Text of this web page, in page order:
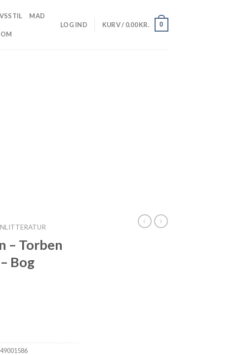
MAD
LOG IND KURV / 0.00KR. 0
– Torben
Bog